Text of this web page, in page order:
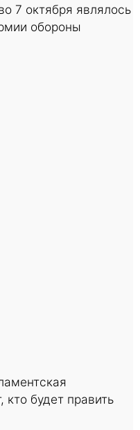
7 октября являлось
обороны
будет править